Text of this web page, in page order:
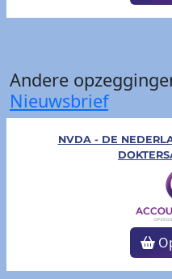
Andere
Nieuwsbrief
NVDA - DE